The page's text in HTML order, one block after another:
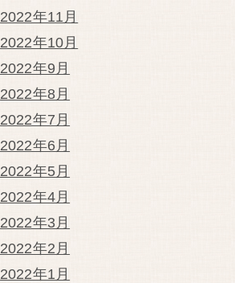
2022年11月
2022年10月
2022年9月
2022年8月
2022年7月
2022年6月
2022年5月
2022年4月
2022年3月
2022年2月
2022年1月